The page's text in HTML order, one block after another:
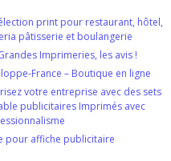
print pour restaurant, hôtel,
pâtisserie et boulangerie
Imprimeries, les avis !
France – Boutique en ligne
votre entreprise avec des sets
publicitaires Imprimés avec
pour affiche publicitaire